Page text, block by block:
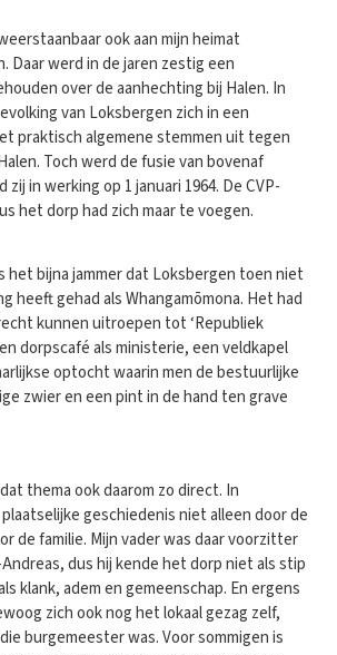
ook aan mijn heimat
Daar werd in de jaren zestig een
over de aanhechting bij Halen. In
van Loksbergen zich in een
praktisch algemene stemmen uit tegen
Toch werd de fusie van bovenaf
in werking op 1 januari 1964. De CVP-
het dorp had zich maar te voegen.
het bijna jammer dat Loksbergen toen niet
heeft gehad als Whangamōmona. Het had
kunnen uitroepen tot ‘Republiek
dorpscafé als ministerie, een veldkapel
optocht waarin men de bestuurlijke
zwier en een pint in de hand ten grave
thema ook daarom zo direct. In
geschiedenis niet alleen door de
de familie. Mijn vader was daar voorzitter
dus hij kende het dorp niet als stip
klank, adem en gemeenschap. En ergens
zich ook nog het lokaal gezag zelf,
burgemeester was. Voor sommigen is